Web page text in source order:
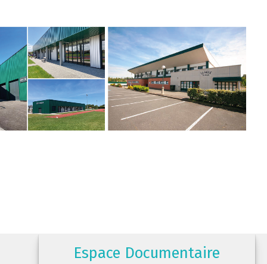
Espace Documentaire